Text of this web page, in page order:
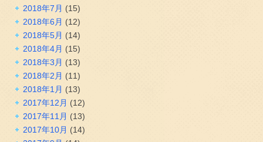
2018年7月 (15)
2018年6月 (12)
2018年5月 (14)
2018年4月 (15)
2018年3月 (13)
2018年2月 (11)
2018年1月 (13)
2017年12月 (12)
2017年11月 (13)
2017年10月 (14)